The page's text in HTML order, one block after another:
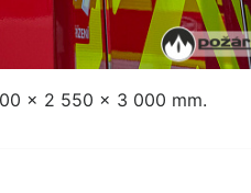
× 2 550 × 3 000 mm.